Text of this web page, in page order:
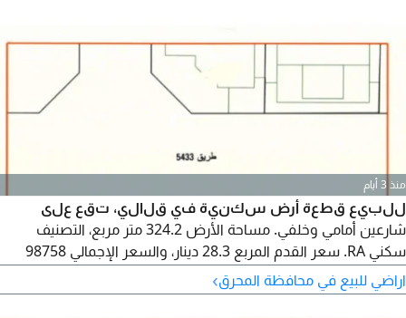
منذ 3 أيام
للبيع قطعة أرض سكنية في قلالي، تقع على
شارعين أمامي وخلفي. مساحة الأرض 324.2 متر مربع، التصنيف
سكني RA. سعر القدم المربع 28.3 دينار، والسعر الإجمالي 98758
دينار.
اراضي للبيع في محافظة المحرق›